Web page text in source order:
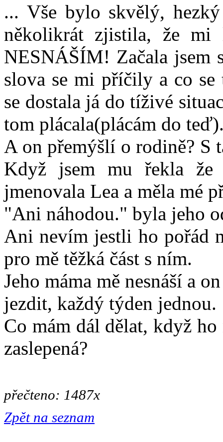
... Vše bylo skvělý,
několikrát zjistila, že
NESNÁŠÍM! Začala jsem
slova se mi příčily a co
se dostala já do tíživé
tom plácala(plácám do
A on přemýšlí o rodině? S
Když jsem mu řekla
jmenovala Lea a měla mé
"Ani náhodou." byla jeho
Ani nevím jestli ho pořád
pro mě těžká část s ním.
Jeho máma mě nesnáší a
jezdit, každý týden jednou.
Co mám dál dělat, když
zaslepená?
přečteno: 1487x
Zpět na seznam